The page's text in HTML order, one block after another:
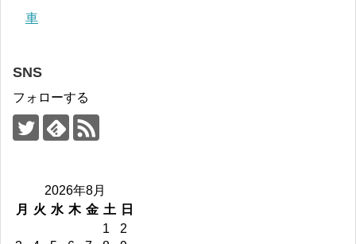
車
SNS
フォローする
2026年8月
月
火 水 木 金 土
日
1
2